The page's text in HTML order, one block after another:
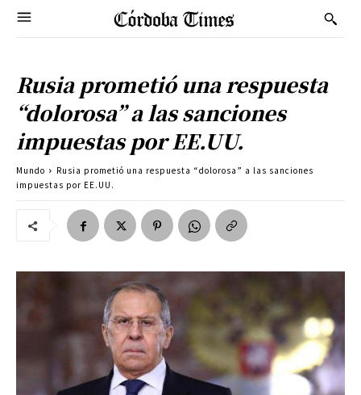
Rusia prometió una respuesta
“dolorosa” a las sanciones
impuestas por EE.UU.
Mundo
Rusia prometió una respuesta “dolorosa” a las sanciones
impuestas por EE.UU.